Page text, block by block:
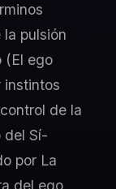
pulsión
(El ego
instintos
de la
del Sí-
por La